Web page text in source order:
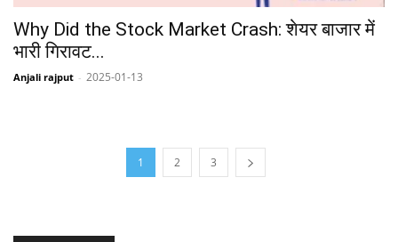
Why Did the Stock Market Crash: शेयर बाजार में
भारी गिरावट...
Anjali rajput - 2025-01-13
1 2 3